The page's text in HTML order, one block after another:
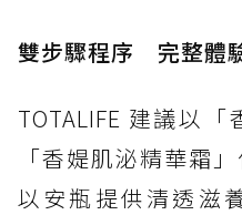
雙步驟程序 完整體
TOTALIFE 建議以
「香媞肌泌精華霜
以安瓶提供清透滋